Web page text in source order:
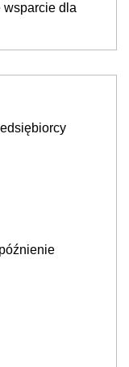
wsparcie dla